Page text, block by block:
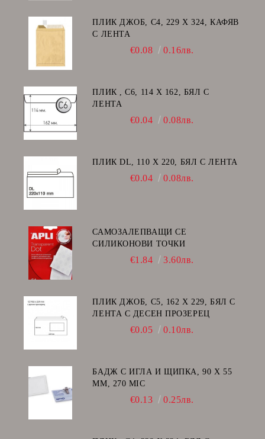
ПЛИК ДЖОБ, C4, 229 Х 324, КАФЯВ
С ЛЕНТА
€0.08 0.16лв.
ПЛИК , C6, 114 Х 162, БЯЛ С
ЛЕНТА
€0.04 0.08лв.
ПЛИК DL, 110 Х 220, БЯЛ С ЛЕНТА
€0.04 0.08лв.
САМОЗАЛЕПВАЩИ СЕ
СИЛИКОНОВИ ТОЧКИ
€1.84 3.60лв.
ПЛИК ДЖОБ, C5, 162 Х 229, БЯЛ С
ЛЕНТА С ДЕСЕН ПРОЗЕРЕЦ
€0.05 0.10лв.
БАДЖ С ИГЛА И ЩИПКА, 90 Х 55
ММ, 270 MIC
€0.13 0.25лв.